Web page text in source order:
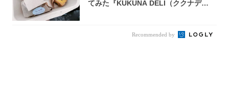
てみた『KUKUNA DELI（ククナデ
Recommended by